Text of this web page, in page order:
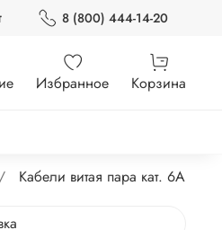
8 (800) 444-14-20
Избранное Корзина
Кабели витая пара кат. 6А